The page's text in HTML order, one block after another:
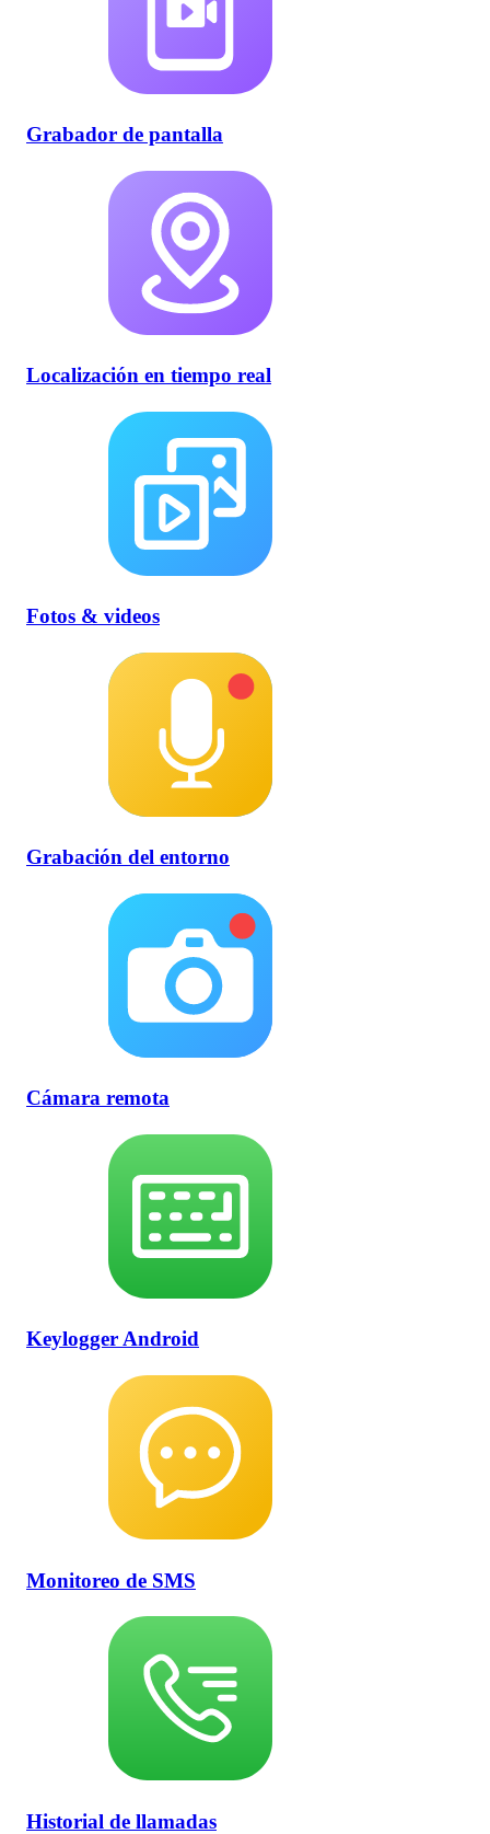
Grabador de pantalla
Localización en tiempo real
Fotos & videos
Grabación del entorno
Cámara remota
Keylogger Android
Monitoreo de SMS
Historial de llamadas